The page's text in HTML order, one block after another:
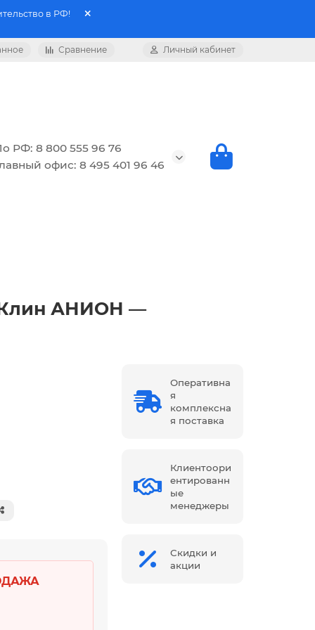
в РФ!
Сравнение Личный кабинет
РФ: 8 800 555 96 76
офис: 8 495 401 96 46
АНИОН —
Оперативна
я
комплексна
я поставка
Клиентоори
ентированн
ые
менеджеры
Скидки и
акции